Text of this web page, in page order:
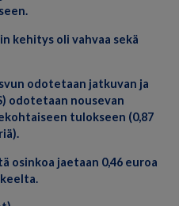
kehitys oli vahvaa sekä
odotetaan jatkuvan ja
odotetaan nousevan
tulokseen (0,87
osinkoa jaetaan 0,46 euroa